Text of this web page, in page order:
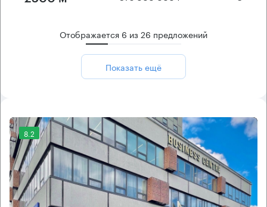
Отображается 6 из26 предложений
Показать ещё
8.2